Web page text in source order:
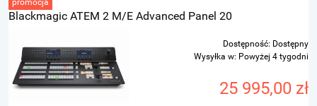
Blackmagic ATEM 2 M/E Advanced Panel 20
Dostępność: Dostępny
Wysyłka w: Powyżej 4 tygodni
25 995,00 zł